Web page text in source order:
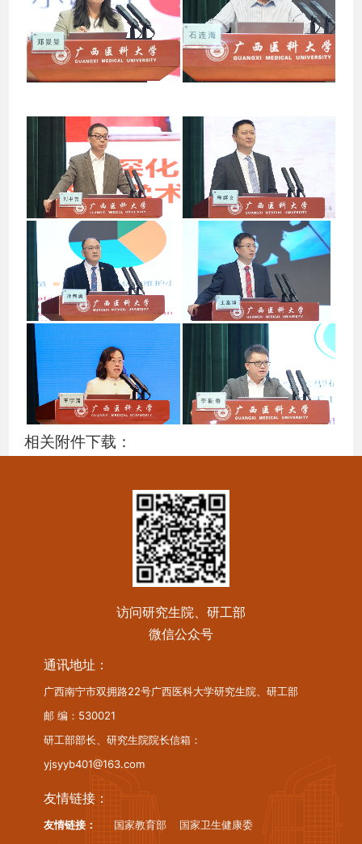
相关附件下载：
访问研究生院、研工部
微信公众号
通讯地址：
广西南宁市双拥路22号广西医科大学研究生院、研工部
邮 编：530021
研工部部长、研究生院院长信箱：
yjsyyb401@163.com
友情链接：
友情链接： 国家教育部
国家卫生健康委